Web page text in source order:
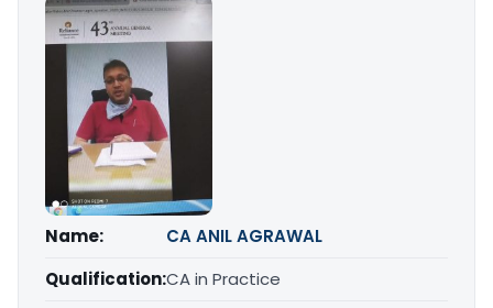
Name:
CA ANIL AGRAWAL
Qualification:CA in Practice